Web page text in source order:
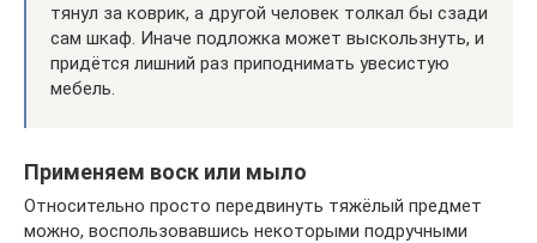
тянул за коврик, а другой человек толкал бы сзади
сам шкаф. Иначе подложка может выскользнуть, и
придётся лишний раз приподнимать увесистую
мебель.
Применяем воск или мыло
Относительно просто передвинуть тяжёлый предмет
можно, воспользовавшись некоторыми подручными